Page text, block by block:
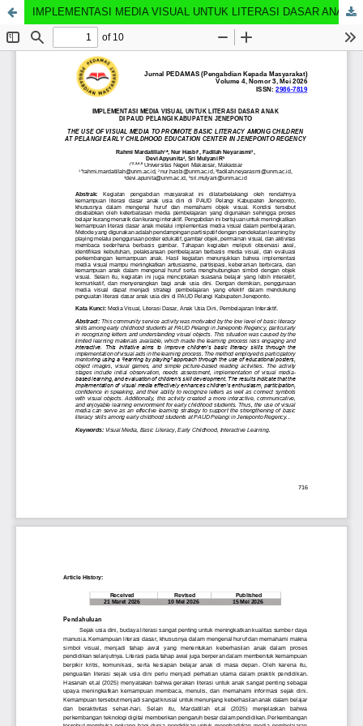
IMPLEMENTASI MEDIA VISUAL UNTUK LITERASI DASAR ANAK DI PAUD PELANGI KABUPATEN JENEPONTO